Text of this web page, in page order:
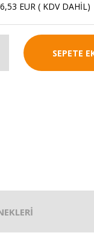
EUR ( KDV DAHİL)
SEPETE